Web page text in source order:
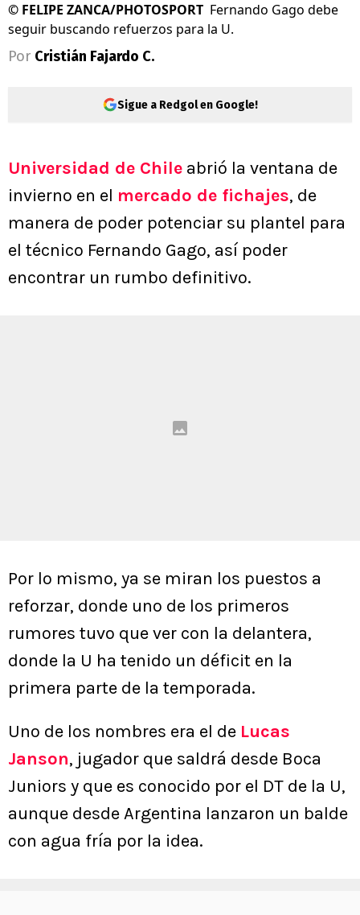
© FELIPE ZANCA/PHOTOSPORT Fernando Gago debe
seguir buscando refuerzos para la U.
Por Cristián Fajardo C.
Sigue a Redgol en Google!
Universidad de Chile abrió la ventana de
invierno en el mercado de fichajes, de
manera de poder potenciar su plantel para
el técnico Fernando Gago, así poder
encontrar un rumbo definitivo.
Por lo mismo, ya se miran los puestos a
reforzar, donde uno de los primeros
rumores tuvo que ver con la delantera,
donde la U ha tenido un déficit en la
primera parte de la temporada.
Uno de los nombres era el de Lucas
Janson, jugador que saldrá desde Boca
Juniors y que es conocido por el DT de la U,
aunque desde Argentina lanzaron un balde
con agua fría por la idea.